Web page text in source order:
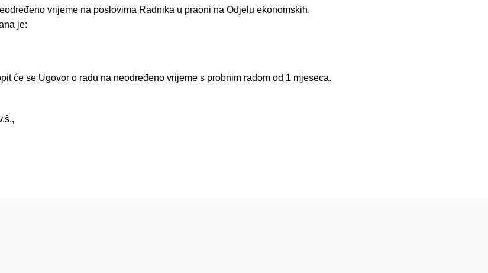
vrijeme na poslovima Radnika u praoni na Odjelu ekonomskih,
je:
će se Ugovor o radu na neodređeno vrijeme s probnim radom od 1 mjeseca.